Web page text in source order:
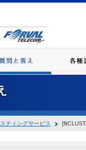
ティングサービス